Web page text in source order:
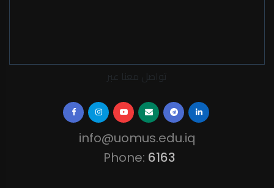
تواصل معنا عبر
info@uomus.edu.iq
Phone: 6163